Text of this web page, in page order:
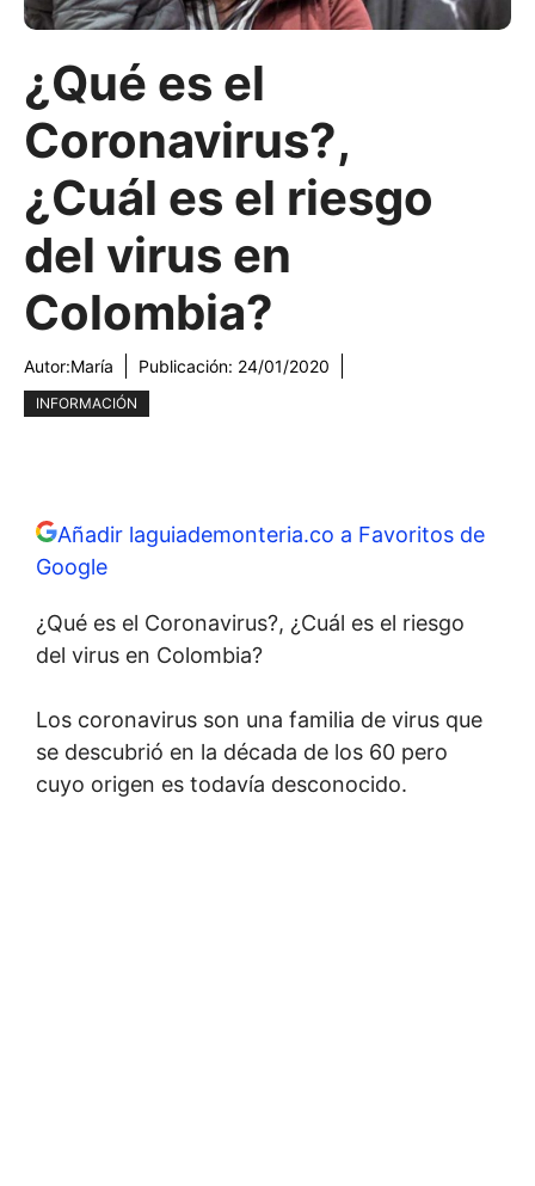
¿Qué es el
Coronavirus?,
¿Cuál es el riesgo
del virus en
Colombia?
Autor:María Publicación: 24/01/2020
INFORMACIÓN
Añadir laguiademonteria.co a Favoritos de
Google
¿Qué es el Coronavirus?, ¿Cuál es el riesgo
del virus en Colombia?
Los coronavirus son una familia de virus que
se descubrió en la década de los 60 pero
cuyo origen es todavía desconocido.